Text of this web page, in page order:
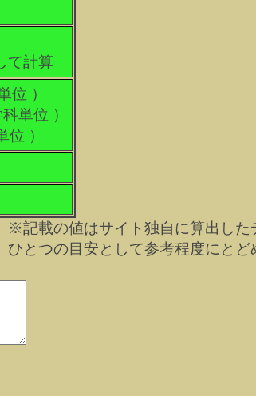
て計算
位 ）
単位 ）
）
※記載の値はサイト独自に算出した
ひとつの目安として参考程度にとど